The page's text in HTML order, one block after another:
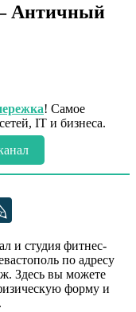
Античный
! Самое
IT и бизнеса.
и студия фитнес-
по адресу
Здесь вы можете
форму и